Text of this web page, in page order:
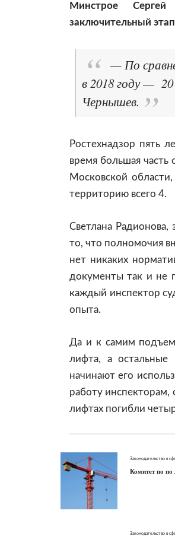
Минстрое
заключительный
— По
в 2018 году —
Чернышев.
Ростехнадзор пять
время большая часть
Московской
территорию всего 4.
Светлана Радионова,
то, что полномочия
нет никаких
документы так и не
каждый инспектор
опыта.
Да и к самим
лифта, а остальные
начинают его
работу инспекторам,
лифтах погибли
Законодательство в
Комитет по
Законодательство в